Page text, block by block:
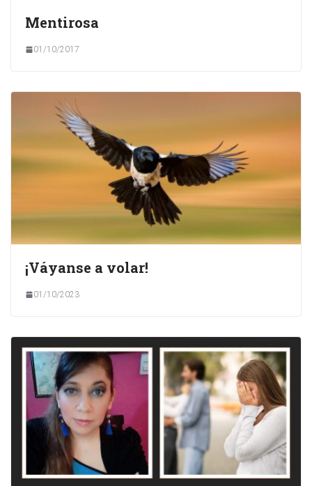
Mentirosa
01/10/2017
¡Váyanse a volar!
01/10/2023